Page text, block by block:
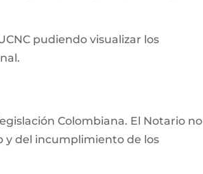
pudiendo visualizar los
Colombiana. El Notario no
y del incumplimiento de los